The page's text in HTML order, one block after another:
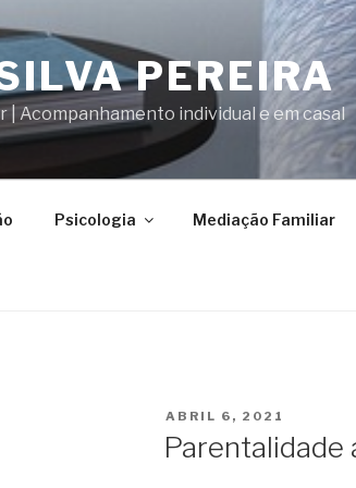
PEREIRA
| Acompanhamento individual e em casal
Psicologia Mediação Familiar
PUBLICADO
EM
ABRIL 6, 2021
Parentalidade